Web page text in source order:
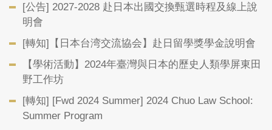
[公告] 2027-2028 赴日本出國交換甄選時程及線上說
明會
[轉知]【日本台湾交流協会】赴日留學獎學金說明會
【學術活動】2024年臺灣與日本的歷史人類學屏東田
野工作坊
[轉知] [Fwd 2024 Summer] 2024 Chuo Law School:
Summer Program